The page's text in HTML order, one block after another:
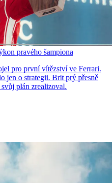
pravého šampiona
pro první vítězství ve Ferrari.
jen o strategii. Brit prý přesně
plán zrealizoval.